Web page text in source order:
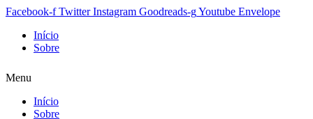
Facebook-f Twitter Instagram Goodreads-gYoutube Envelope
Início
Sobre
Menu
Início
Sobre